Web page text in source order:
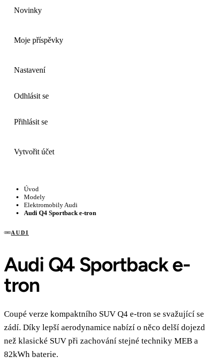
Novinky
Moje příspěvky
Nastavení
Odhlásit se
Přihlásit se
Vytvořit účet
Úvod
Modely
Elektromobily Audi
Audi Q4 Sportback e-tron
AUDI
Audi Q4 Sportback e-
tron
Coupé verze kompaktního SUV Q4 e-tron se svažující se
zádí. Díky lepší aerodynamice nabízí o něco delší dojezd
než klasické SUV při zachování stejné techniky MEB a
82kWh baterie.